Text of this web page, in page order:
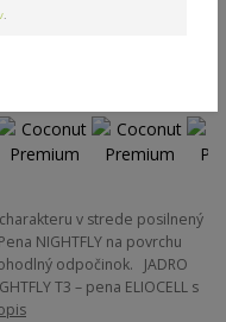
v strede posilnený
NIGHTFLY na povrchu
odpočinok. JADRO
T3 – pena ELIOCELL s
.